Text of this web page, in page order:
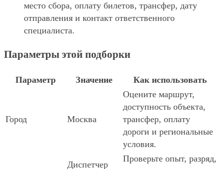
место сбора, оплату билетов, трансфер, дату
отправления и контакт ответственного
специалиста.
Параметры этой подборки
Параметр Значение Как использовать
Город Москва
Оцените маршрут,
доступность объекта,
трансфер, оплату
дороги и региональные
условия.
Диспетчер
Проверьте опыт, разряд,